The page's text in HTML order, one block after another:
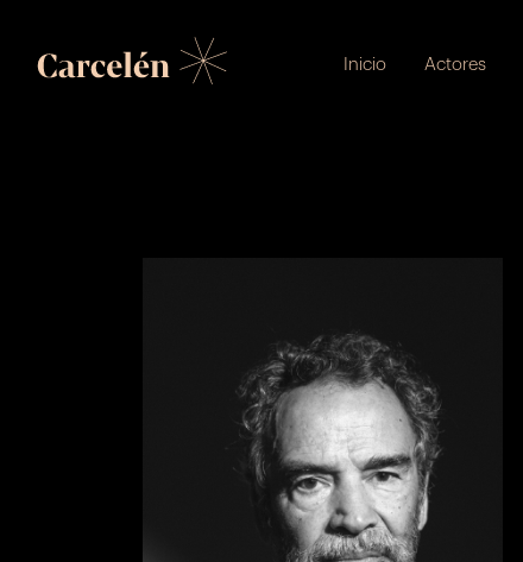
Inicio Actores